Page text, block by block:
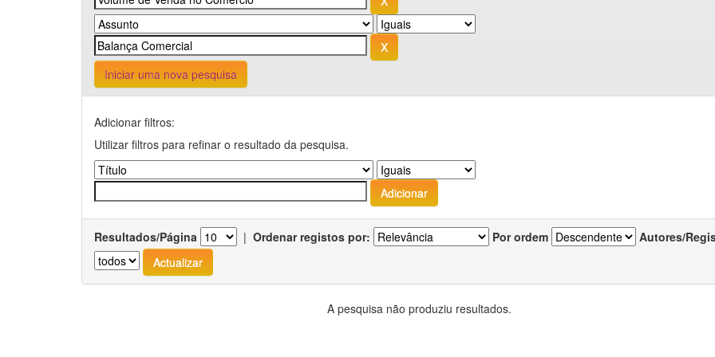
Iniciar uma nova pesquisa
Adicionar filtros:
Utilizar filtros para refinar o resultado da pesquisa.
Resultados/Página | Ordenar registos por: Por ordem Autores/
A pesquisa não produziu resultados.